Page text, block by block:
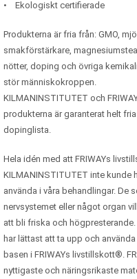
• Ekologiskt certifierade
Produkterna är fria från: GMO,
smakförstärkare,
nötter, doping och övriga
stör människokroppen.
KILMANINSTITUTET och
produkterna är garanterat helt
dopinglista.
Hela idén med att FRIWAYs
KILMANINSTITUTET inte
använda i våra behandlingar. De
nervsystemet eller något organ
att bli friska och
har lättast att ta upp och
basen i FRIWAYs livstillskott®.
nyttigaste och näringsrikaste